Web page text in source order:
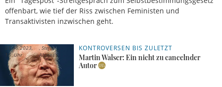
offenbart, wie tief der Riss zwischen Feministen und
Transaktivisten inzwischen geht.
KONTROVERSEN BIS ZULETZT
Martin Walser: Ein nicht zu cancelnder
Autor
01.08.2023,
18 Uhr
Stefan
Ahrens